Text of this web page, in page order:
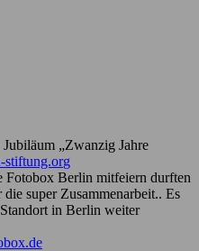
„Zwanzig Jahre
stiftung.org
Fotobox Berlin mitfeiern durften
super Zusammenarbeit.. Es
in Berlin weiter